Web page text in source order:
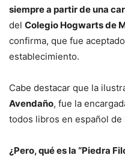
siempre a partir de una
del Colegio Hogwarts de
confirma, que fue
establecimiento.
Cabe destacar que la
Avendaño, fue la
todos libros en español de
¿Pero, qué es la “Piedra